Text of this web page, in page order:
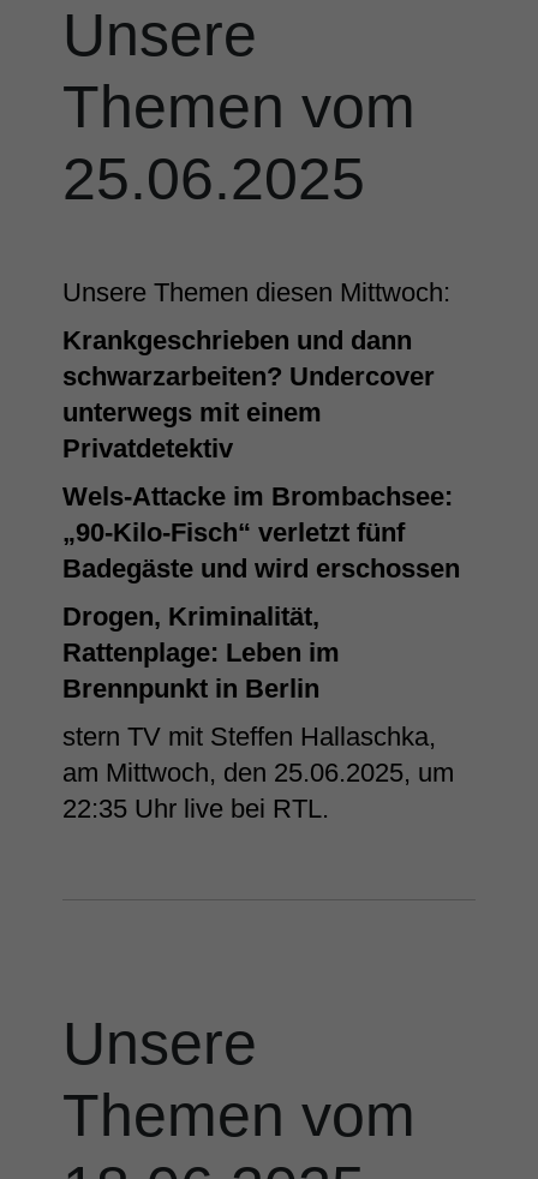
Unsere
Themen vom
25.06.2025
Unsere Themen diesen Mittwoch:
Krankgeschrieben und dann
schwarzarbeiten? Undercover
unterwegs mit einem
Privatdetektiv
Wels-Attacke im Brombachsee:
„90-Kilo-Fisch“ verletzt fünf
Badegäste und wird erschossen
Drogen, Kriminalität,
Rattenplage: Leben im
Brennpunkt in Berlin
stern TV mit Steffen Hallaschka,
am Mittwoch, den 25.06.2025, um
22:35 Uhr live bei RTL.
Unsere
Themen vom